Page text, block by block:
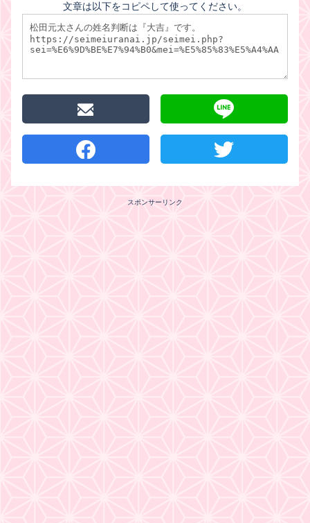
文章は以下をコピペして使ってください。
スポンサーリンク